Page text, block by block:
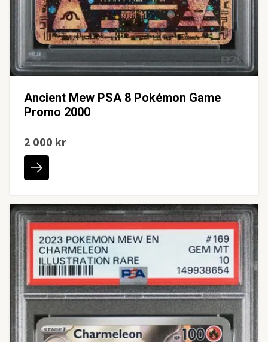
Ancient Mew PSA 8 Pokémon Game
Promo 2000
2 000 kr